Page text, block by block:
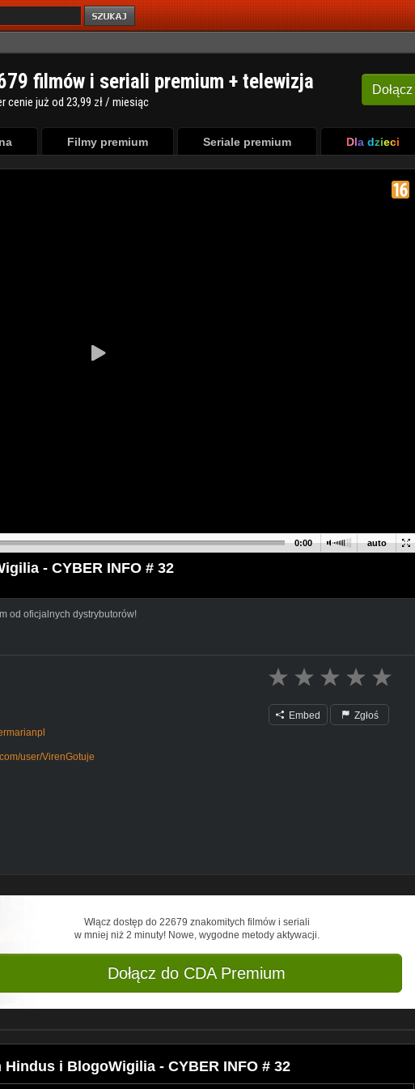
Dołącz
79 filmów i seriali premium + telewizja
cenie już od 23,99 zł / miesiąc
Filmy premium Seriale premium Dla dzieci
auto
0:00
- CYBER INFO # 32
od oficjalnych dystrybutorów!
user/VirenGotuje
UCuoXMQQup2XvNJFno422SlQ
Embed Zgłoś
Włącz dostęp do 22679 znakomitych filmów i seriali
w mniej niż 2 minuty! Nowe, wygodne metody aktywacji.
Dołącz do CDA Premium
i BlogoWigilia - CYBER INFO # 32